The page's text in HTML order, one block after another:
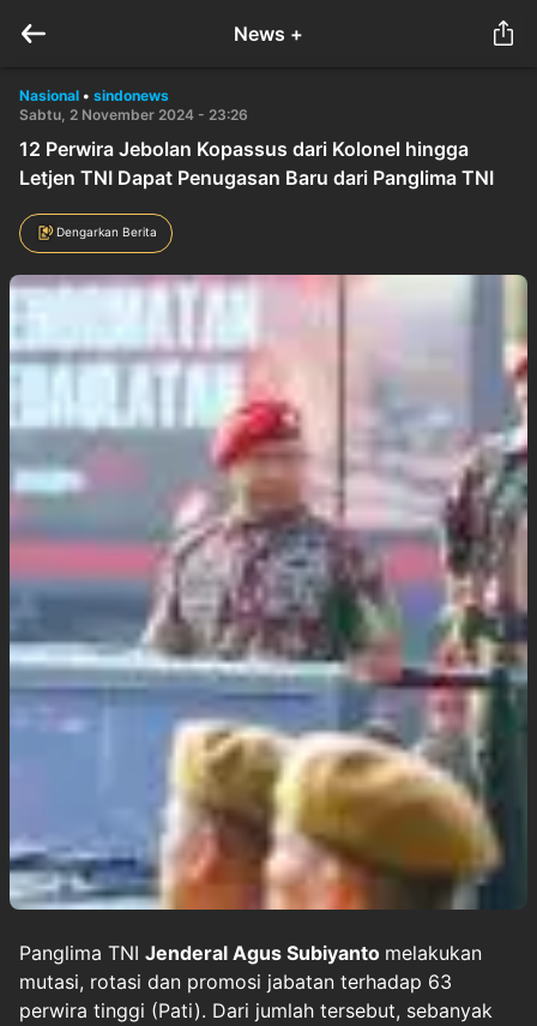
News +
Nasional • sindonews
Sabtu, 2 November 2024 - 23:26
12 Perwira Jebolan Kopassus dari Kolonel hingga
Letjen TNI Dapat Penugasan Baru dari Panglima TNI
Dengarkan Berita
Panglima TNI Jenderal Agus Subiyanto melakukan
mutasi, rotasi dan promosi jabatan terhadap 63
perwira tinggi (Pati). Dari jumlah tersebut, sebanyak